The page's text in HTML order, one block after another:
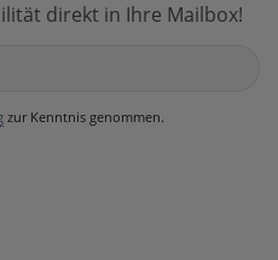
direkt in Ihre Mailbox!
zur Kenntnis genommen.